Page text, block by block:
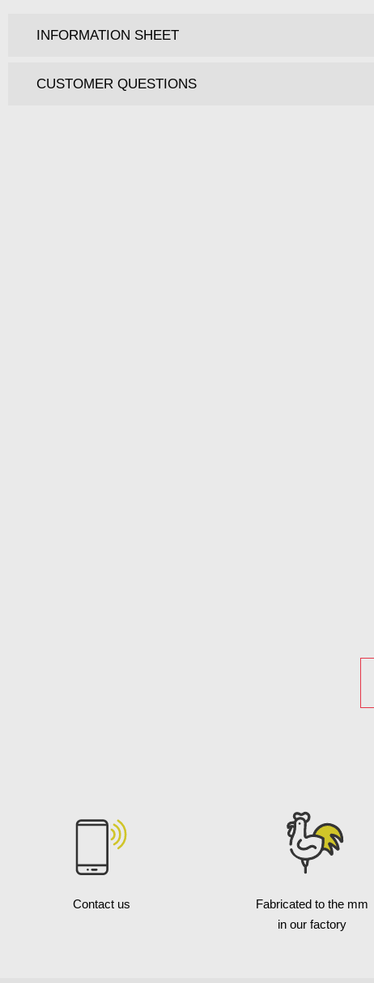
INFORMATION SHEET
CUSTOMER QUESTIONS
Contact us
Fabricated to the mm
in our factory